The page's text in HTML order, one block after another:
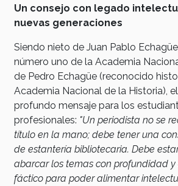
Un consejo con legado
nuevas generaciones
Siendo nieto de Juan Pablo
número uno de la Academia
de Pedro Echagüe (reconocido
Academia Nacional de la Historia),
profundo mensaje para los
profesionales: "Un periodista no se
título en la mano; debe tener una
de estantería bibliotecaria. Debe
abarcar los temas con profundidad y
fáctico para poder alimentar